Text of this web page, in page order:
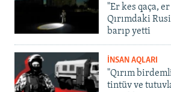
"Er kes qaça,
Qırımdaki
barıp yetti
İNSAN AQLARI
"Qırım
tintüv ve